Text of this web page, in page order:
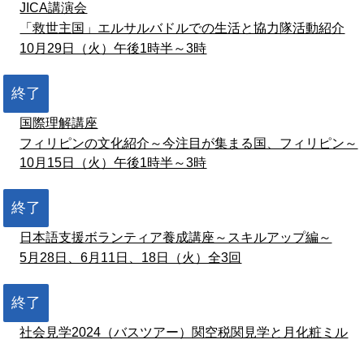
JICA講演会
「救世主国」エルサルバドルでの生活と協力隊活動紹介
10月29日（火）午後1時半～3時
終了
国際理解講座
フィリピンの文化紹介～今注目が集まる国、フィリピン～
10月15日（火）午後1時半～3時
終了
日本語支援ボランティア養成講座～スキルアップ編～
5月28日、6月11日、18日（火）全3回
終了
社会見学2024（バスツアー）関空税関見学と月化粧ミル